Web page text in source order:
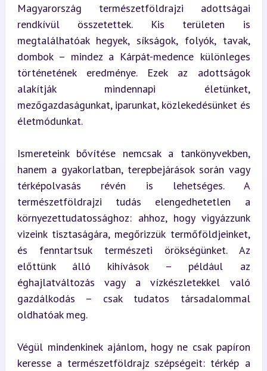
Magyarország természetföldrajzi adottságai
rendkívül összetettek. Kis területen is
megtalálhatóak hegyek, síkságok, folyók, tavak,
dombok – mindez a Kárpát-medence különleges
történetének eredménye. Ezek az adottságok
alakítják mindennapi életünket,
mezőgazdaságunkat, iparunkat, közlekedésünket és
életmódunkat.
Ismereteink bővítése nemcsak a tankönyvekben,
hanem a gyakorlatban, terepbejárások során vagy
térképolvasás révén is lehetséges. A
természetföldrajzi tudás elengedhetetlen a
környezettudatossághoz: ahhoz, hogy vigyázzunk
vizeink tisztaságára, megőrizzük termőföldjeinket,
és fenntartsuk természeti örökségünket. Az
előttünk álló kihívások – például az
éghajlatváltozás vagy a vízkészletekkel való
gazdálkodás – csak tudatos társadalommal
oldhatóak meg.
Végül mindenkinek ajánlom, hogy ne csak papíron
keresse a természetföldrajz szépségeit: térkép a